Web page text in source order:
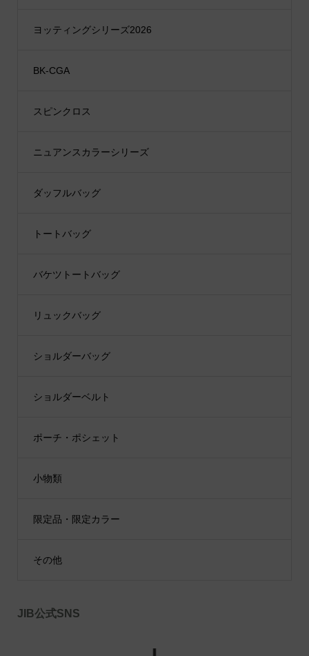
ヨッティングシリーズ2026
BK-CGA
スピンクロス
ニュアンスカラーシリーズ
ダッフルバッグ
トートバッグ
バケツトートバッグ
リュックバッグ
ショルダーバッグ
ショルダーベルト
ポーチ・ポシェット
小物類
限定品・限定カラー
その他
JIB公式SNS